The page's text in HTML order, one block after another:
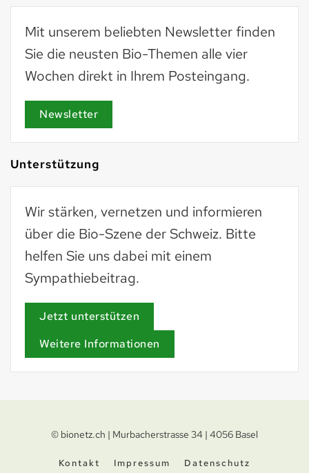
Mit unserem beliebten Newsletter finden
Sie die neusten Bio-Themen alle vier
Wochen direkt in Ihrem Posteingang.
Newsletter
Unterstützung
Wir stärken, vernetzen und informieren
über die Bio-Szene der Schweiz. Bitte
helfen Sie uns dabei mit einem
Sympathiebeitrag.
Jetzt unterstützen
Weitere Informationen
© bionetz.ch | Murbacherstrasse 34 | 4056 Basel
Kontakt Impressum Datenschutz